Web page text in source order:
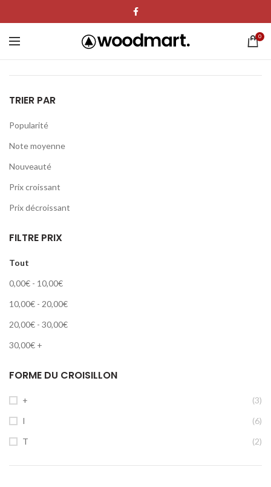
0
TRIER PAR
Popularité
Note moyenne
Nouveauté
Prix ​​croissant
Prix dé​​croissant
FILTRE PRIX
Tout
0,00€ - 10,00€
10,00€ - 20,00€
20,00€ - 30,00€
30,00€ +
FORME DU CROISILLON
+
(3)
I
(6)
T
(2)